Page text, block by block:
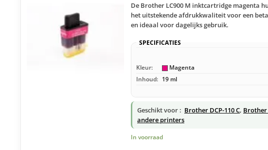
De Brother LC900 M inktcartridge magenta
het uitstekende afdrukkwaliteit voor een
en ideaal voor dagelijks gebruik.
SPECIFICATIES
Kleur: Magenta
Inhoud: 19 ml
Geschikt voor : Brother DCP-110 C, Brother
andere printers
In voorraad